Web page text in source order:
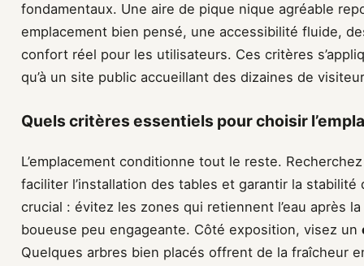
fondamentaux. Une aire de pique nique agréable
emplacement bien pensé, une accessibilité fluide,
confort réel pour les utilisateurs. Ces critères
qu’à un site public accueillant des dizaines de
Quels critères essentiels pour choisir
L’emplacement conditionne tout le reste.
faciliter l’installation des tables et garantir la
crucial : évitez les zones qui retiennent l’eau après
boueuse peu engageante. Côté exposition, visez un
Quelques arbres bien placés offrent de la fraîcheur